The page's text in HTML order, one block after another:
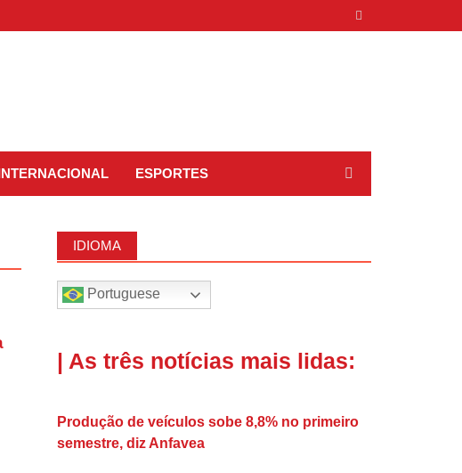
ESPORTES
IDIOMA
Portuguese
| As três notícias mais lidas:
Produção de veículos sobe 8,8% no primeiro
semestre, diz Anfavea